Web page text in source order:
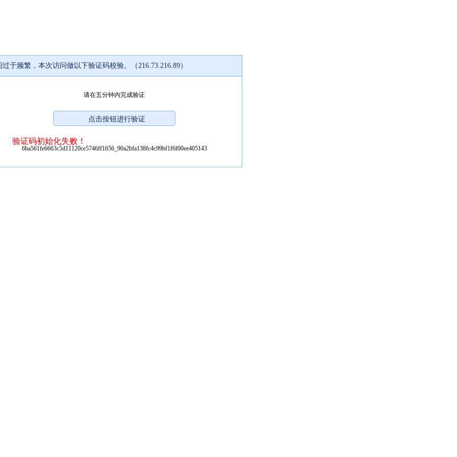
过于频繁，本次访问做以下验证码校验。（216.73.216.89）
请在五分钟内完成验证
验证码初始化失败！
6ba561fe6663c5d11120ce5746ff1656_90a2bfa138fc4c99bf1f6f00ee405143